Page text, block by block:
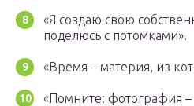
«Я создаю свою
поделюсь с потомками».
«Время – материя, из
«Помните: фотография –